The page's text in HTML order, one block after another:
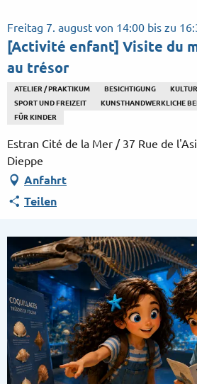
au
contenu
Freitag 7. august von 14:00 bis zu
[Activité enfant] Visite du
au trésor
ATELIER / PRAKTIKUM BESICHTIGUNG
SPORT UND FREIZEIT
KUNSTHANDWERKLICHE
FÜR KINDER
Estran Cité de la Mer / 37 Rue de
Dieppe
Anfahrt
Teilen